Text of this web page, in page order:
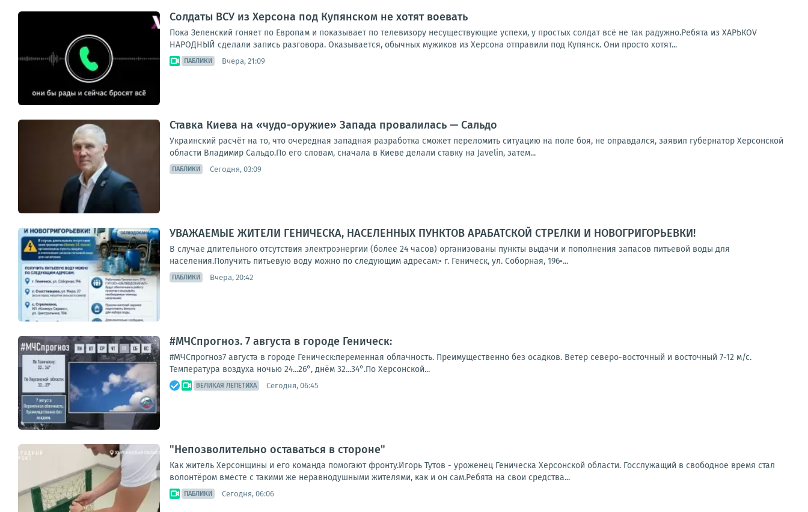
Солдаты ВСУ из Херсона под Купянском не хотят воевать
Пока Зеленский гоняет по Европам и показывает по телевизору несуществующие успехи, у простых солдат всё не так радужно.Ребята из ХАРЬКОV
НАРОДНЫЙ сделали запись разговора. Оказывается, обычных мужиков из Херсона отправили под Купянск. Они просто хотят...
ПАБЛИКИ Вчера, 21:09
Ставка Киева на «чудо-оружие» Запада провалилась — Сальдо
Украинский расчёт на то, что очередная западная разработка сможет переломить ситуацию на поле боя, не оправдался, заявил губернатор Херсонской
области Владимир Сальдо.По его словам, сначала в Киеве делали ставку на Javelin, затем...
ПАБЛИКИ Сегодня, 03:09
УВАЖАЕМЫЕ ЖИТЕЛИ ГЕНИЧЕСКА, НАСЕЛЕННЫХ ПУНКТОВ АРАБАТСКОЙ СТРЕЛКИ И НОВОГРИГОРЬЕВКИ!
В случае длительного отсутствия электроэнергии (более 24 часов) организованы пункты выдачи и пополнения запасов питьевой воды для
населения.Получить питьевую воду можно по следующим адресам:• г. Геническ, ул. Соборная, 196•...
ПАБЛИКИ Вчера, 20:42
#МЧСпрогноз. 7 августа в городе Геническ:
#МЧСпрогноз7 августа в городе Геническ:переменная облачность. Преимущественно без осадков. Ветер северо-восточный и восточный 7-12 м/с.
Температура воздуха ночью 24...26°, днём 32...34°.По Херсонской...
ВЕЛИКАЯ ЛЕПЕТИХА Сегодня, 06:45
"Непозволительно оставаться в стороне"
Как житель Херсонщины и его команда помогают фронту.Игорь Тутов - уроженец Геническа Херсонской области. Госслужащий в свободное время стал
волонтёром вместе с такими же неравнодушными жителями, как и он сам.Ребята на свои средства...
ПАБЛИКИ Сегодня, 06:06